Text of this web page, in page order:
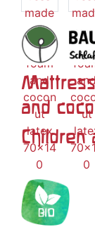
and
Children